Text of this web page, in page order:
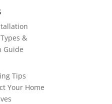
&
Guide
Tips
Your Home